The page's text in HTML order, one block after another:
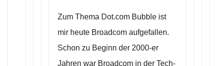
Zum Thema Dot.com Bubble ist
mir heute Broadcom aufgefallen.
Schon zu Beginn der 2000-er
Jahren war Broadcom in der Tech-